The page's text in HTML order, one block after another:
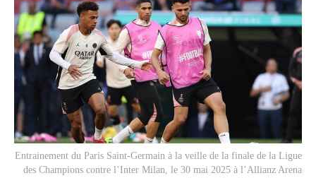
Entrainement du Paris Saint-Germain à la veille de la finale de la Ligue
des Champions contre l’Inter Milan, le 30 mai 2025 à l’Allianz Arena